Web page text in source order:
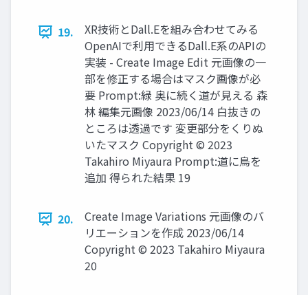
19.
XR技術とDall.Eを組み合わせてみる
OpenAIで利用できるDall.E系のAPIの
実装 - Create Image Edit 元画像の一
部を修正する場合はマスク画像が必
要 Prompt:緑 奥に続く道が見える 森
林 編集元画像 2023/06/14 白抜きの
ところは透過です 変更部分をくりぬ
いたマスク Copyright © 2023
Takahiro Miyaura Prompt:道に鳥を
追加 得られた結果 19
20.
Create Image Variations 元画像のバ
リエーションを作成 2023/06/14
Copyright © 2023 Takahiro Miyaura
20